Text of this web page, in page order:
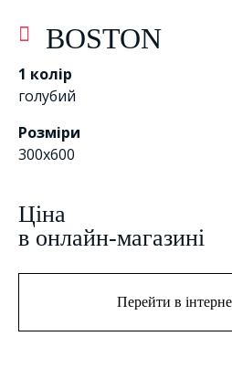
BOSTON
1 колір
голубий
Розміри
300x600
Цiна
в онлайн-магазині
Перейти в